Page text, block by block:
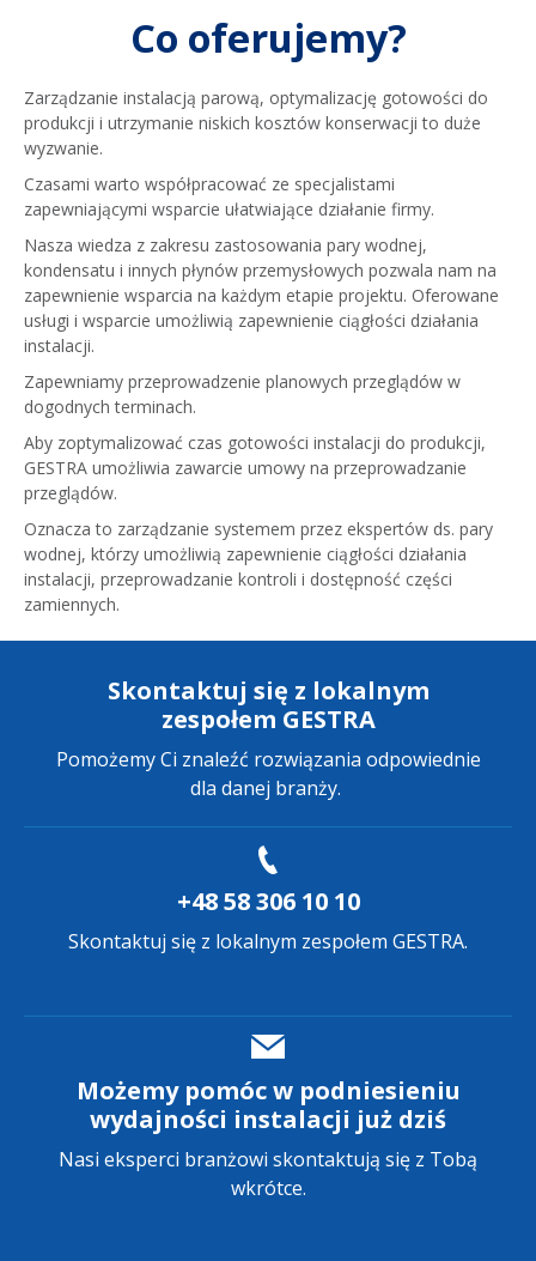
Co oferujemy?
Zarządzanie instalacją parową, optymalizację gotowości do
produkcji i utrzymanie niskich kosztów konserwacji to duże
wyzwanie.
Czasami warto współpracować ze specjalistami
zapewniającymi wsparcie ułatwiające działanie firmy.
Nasza wiedza z zakresu zastosowania pary wodnej,
kondensatu i innych płynów przemysłowych pozwala nam na
zapewnienie wsparcia na każdym etapie projektu. Oferowane
usługi i wsparcie umożliwią zapewnienie ciągłości działania
instalacji.
Zapewniamy przeprowadzenie planowych przeglądów w
dogodnych terminach.
Aby zoptymalizować czas gotowości instalacji do produkcji,
GESTRA umożliwia zawarcie umowy na przeprowadzanie
przeglądów.
Oznacza to zarządzanie systemem przez ekspertów ds. pary
wodnej, którzy umożliwią zapewnienie ciągłości działania
instalacji, przeprowadzanie kontroli i dostępność części
zamiennych.
Skontaktuj się z lokalnym
zespołem GESTRA
Pomożemy Ci znaleźć rozwiązania odpowiednie
dla danej branży.
+48 58 306 10 10
Skontaktuj się z lokalnym zespołem GESTRA.
Możemy pomóc w podniesieniu
wydajności instalacji już dziś
Nasi eksperci branżowi skontaktują się z Tobą
wkrótce.